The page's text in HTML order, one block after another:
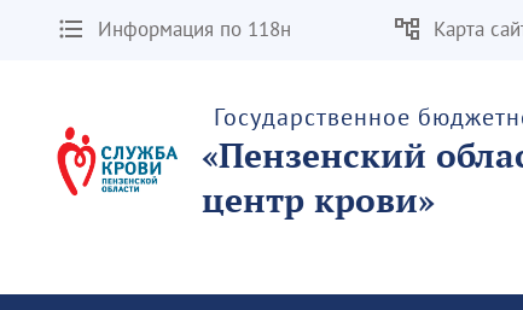
Информация по 118н Карта
Государственное
«Пензенский
центр крови»